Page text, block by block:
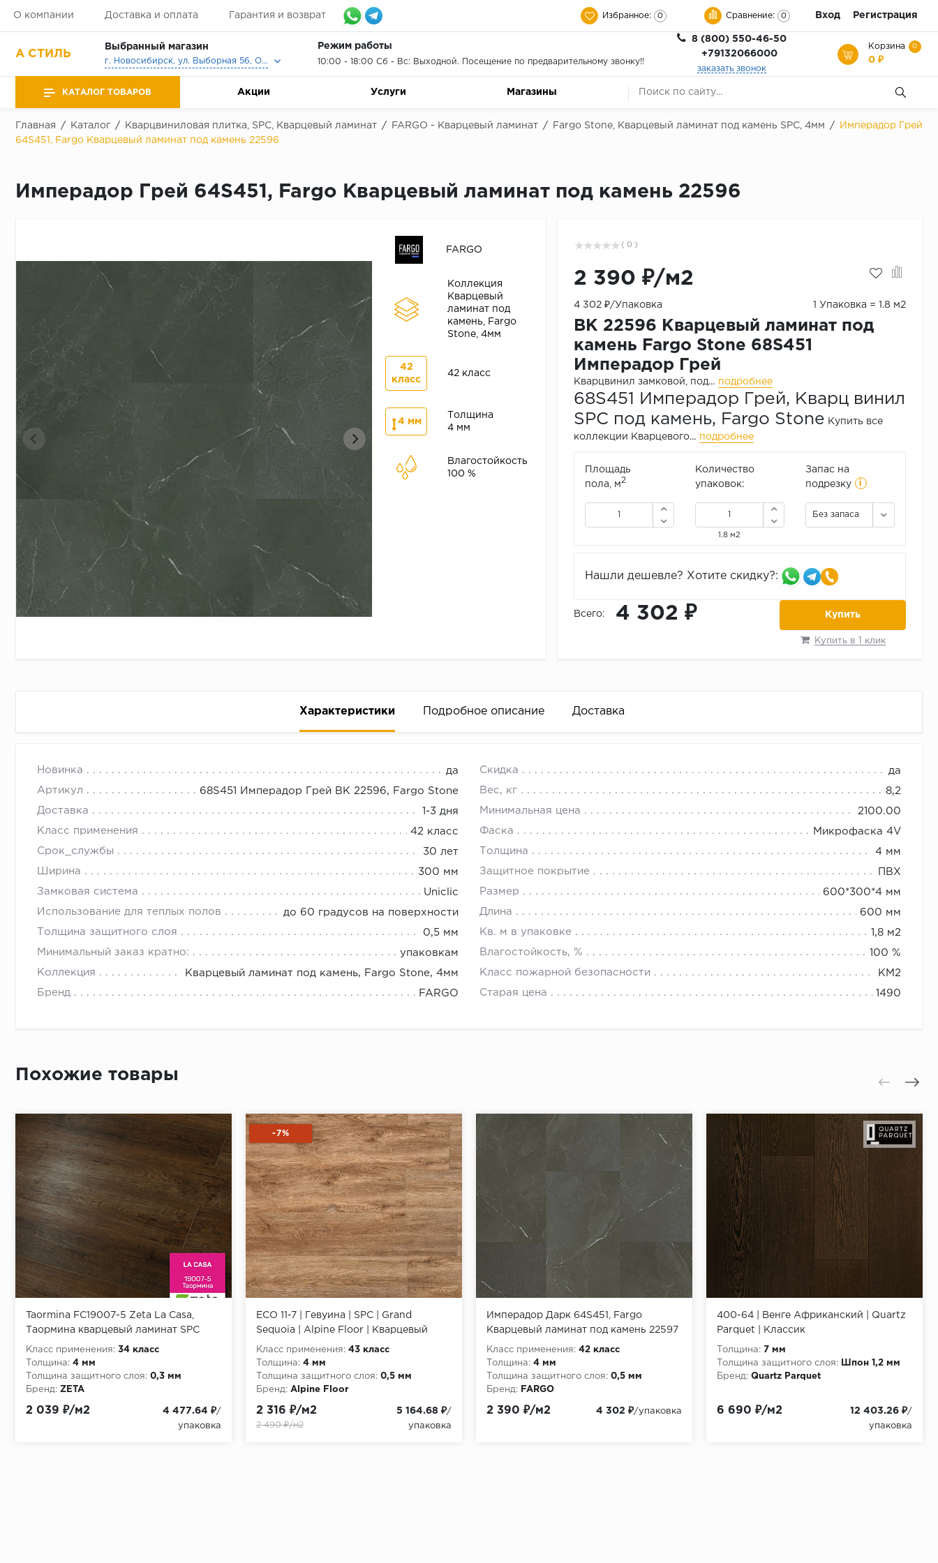
О компании Доставка и оплата Гарантия и возврат Избранное: 0 Сравнение: 0 Вход Регистрация
А СТИЛЬ
Выбранный магазин
г. Новосибирск, ул. Выборная 56, Офис, Выставочный зал
Режим работы
10:00 - 18:00 Сб - Вс: Выходной. Посещение по предварительному звонку!!
8 (800) 550-46-50
+79132066000
заказать звонок
Корзина 0
0 ₽
КАТАЛОГ ТОВАРОВ Акции Услуги Магазины
Главная / Каталог / Кварцвиниловая плитка, SPC, Кварцевый ламинат / FARGO - Кварцевый ламинат / Fargo Stone, Кварцевый ламинат под камень SPC, 4мм /
Имперадор Грей
64S451, Fargo Кварцевый ламинат под камень 22596
Имперадор Грей 64S451, Fargo Кварцевый ламинат под камень 22596
FARGO
Коллекция
Кварцевый
ламинат под
камень, Fargo
Stone, 4мм
42
класс
42 класс
4 мм
Толщина
4 мм
Влагостойкость
100 %
( 0 )
2 390 ₽/м2
4 302 ₽/Упаковка 1 Упаковка = 1.8 м2
ВК 22596 Кварцевый ламинат под
камень Fargo Stone 68S451
Имперадор Грей
Кварцвинил замковой, под... подробнее
68S451 Имперадор Грей, Кварц винил
SPC под камень, Fargo Stone Купить все
коллекции Кварцевого... подробнее
Площадь
пола, м2
Количество
упаковок:
1.8 м2
Запас на
подрезку
i
Без запаса
Нашли дешевле? Хотите скидку?:
Всего: 4 302 ₽ Купить
Купить в 1 клик
Характеристики Подробное описание Доставка
Новинка да Скидка да
Артикул 68S451 Имперадор Грей ВК 22596, Fargo Stone Вес, кг 8,2
Доставка 1-3 дня Минимальная цена 2100.00
Класс применения 42 класс Фаска Микрофаска 4V
Срок_службы 30 лет Толщина 4 мм
Ширина 300 мм Защитное покрытие ПВХ
Замковая система Uniclic Размер 600*300*4 мм
Использование для теплых полов до 60 градусов на поверхности Длина 600 мм
Толщина защитного слоя 0,5 мм Кв. м в упаковке 1,8 м2
Минимальный заказ кратно: упаковкам Влагостойкость, % 100 %
Коллекция Кварцевый ламинат под камень, Fargo Stone, 4мм Класс пожарной безопасности КМ2
Бренд FARGO Старая цена 1490
Похожие товары
Taormina FC19007-5 Zeta La Casa,
Таормина кварцевый ламинат SPC
Класс применения: 34 класс
Толщина: 4 мм
Толщина защитного слоя: 0,3 мм
Бренд: ZETA
2 039 ₽/м2 4 477.64 ₽/
упаковка
-7%
ECO 11-7 | Гевуина | SPC | Grand
Sequoia | Alpine Floor | Кварцевый
ламинат
Класс применения: 43 класс
Толщина: 4 мм
Толщина защитного слоя: 0,5 мм
Бренд: Alpine Floor
2 316 ₽/м2
2 490 ₽/м2
5 164.68 ₽/
упаковка
Имперадор Дарк 64S451, Fargo
Кварцевый ламинат под камень 22597
Класс применения: 42 класс
Толщина: 4 мм
Толщина защитного слоя: 0,5 мм
Бренд:
FARGO
2 390 ₽/м2 4 302 ₽/упаковка
400-64 | Венге Африканский | Quartz
Parquet | Классик
Толщина: 7 мм
Толщина защитного слоя:
Шпон 1,2 мм
Бренд: Quartz Parquet
6 690 ₽/м2 12 403.26 ₽/
упаковка